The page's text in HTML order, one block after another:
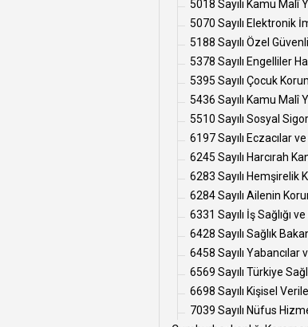
5018 Sayılı Kamu
5070 Sayılı Elektronik
5188 Sayılı Özel
5378 Sayılı Engelliler
5395 Sayılı Çocuk
5436 Sayılı Kamu Malî
5510 Sayılı Sosyal
6197 Sayılı Eczacılar
6245 Sayılı Harcırah
6283 Sayılı Hemşirelik
6284 Sayılı Ailenin
6331 Sayılı İş Sağlığı
6428 Sayılı Sağlık
6458 Sayılı
6569 Sayılı Türkiye
6698 Sayılı Kişisel
7039 Sayılı Nüfus